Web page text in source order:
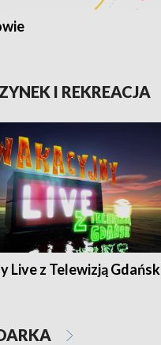
I REKREACJA
Live z Telewizją Gdańsk